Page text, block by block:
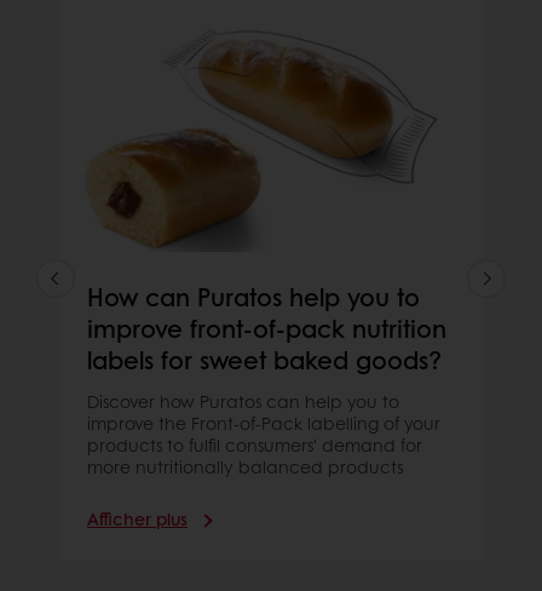
How can Puratos help you to
improve front-of-pack nutrition
labels for sweet baked goods?
Discover how Puratos can help you to
improve the Front-of-Pack labelling of your
products to fulfil consumers' demand for
more nutritionally balanced products
Afficher plus